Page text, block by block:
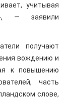
учитывая
— заявили
получают
вождению и
к повышению
часть
слове,